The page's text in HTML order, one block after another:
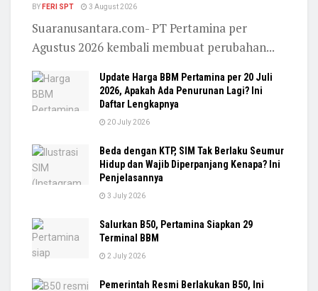
BY FERI SPT 3 August 2026
Suaranusantara.com- PT Pertamina per
Agustus 2026 kembali membuat perubahan...
Update Harga BBM Pertamina per 20 Juli
2026, Apakah Ada Penurunan Lagi? Ini
Daftar Lengkapnya
20 July 2026
Beda dengan KTP, SIM Tak Berlaku Seumur
Hidup dan Wajib Diperpanjang Kenapa? Ini
Penjelasannya
3 July 2026
Salurkan B50, Pertamina Siapkan 29
Terminal BBM
2 July 2026
Pemerintah Resmi Berlakukan B50, Ini